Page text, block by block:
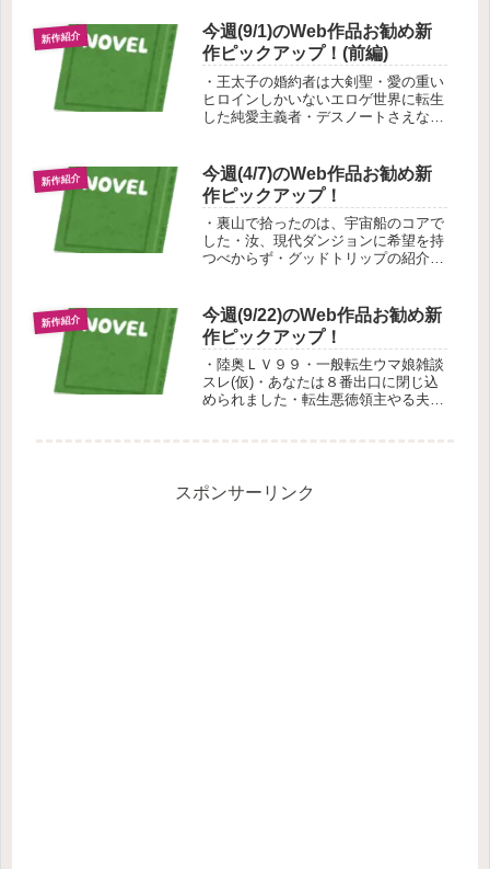
新作紹介
今週(9/1)のWeb作品お勧め新
作ピックアップ！(前編)
・王太子の婚約者は大剣聖・愛の重い
ヒロインしかいないエロゲ世界に転生
した純愛主義者・デスノートさえなけ
新作紹介
今週(4/7)のWeb作品お勧め新
作ピックアップ！
・裏山で拾ったのは、宇宙船のコアで
した・汝、現代ダンジョンに希望を持
つべからず・グッドトリップの紹介で
新作紹介
今週(9/22)のWeb作品お勧め新
作ピックアップ！
・陸奥ＬＶ９９・一般転生ウマ娘雑談
スレ(仮)・あなたは８番出口に閉じ込
められました・転生悪徳領主やる夫の
スポンサーリンク